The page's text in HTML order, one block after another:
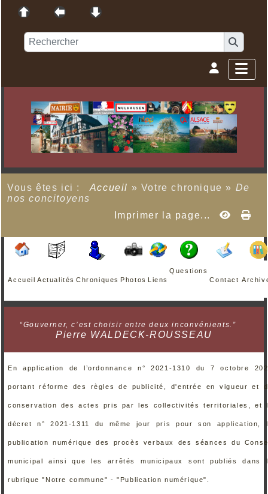
Vous êtes ici : Accueil » Votre chronique » De
nos concitoyens
Imprimer la page...
Accueil Actualités Chroniques Photos Liens
Questions
Contact
“Gouverner, c’est choisir entre deux inconvénients.”
Pierre WALDECK-ROUSSEAU
En application de l’ordonnance n° 2021-1310 du 7 octobre
portant réforme des règles de publicité, d'entrée en vigueur et
conservation des actes pris par les collectivités territoriales, et
décret n° 2021-1311 du même jour pris pour son application,
publication numérique des procès verbaux des séances du
municipal ainsi que les arrêtés municipaux sont publiés dans
rubrique "Notre commune" - "Publication numérique".